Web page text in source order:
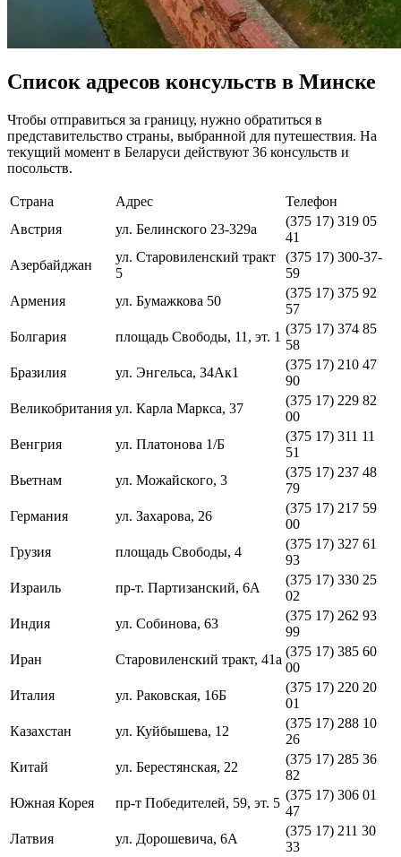
Список адресов консульств в Минске
Чтобы отправиться за границу, нужно обратиться в
представительство страны, выбранной для путешествия. На
текущий момент в Беларуси действуют 36 консульств и
посольств.
Страна Адрес
Телефон
Австрия
ул. Белинского 23-329a
(375 17) 319 05
41
Азербайджан
ул. Старовиленский тракт
5
(375 17) 300-37-
59
Армения
ул. Бумажкова 50
(375 17) 375 92
57
Болгария
площадь Свободы, 11, эт. 1
(375 17) 374 85
58
Бразилия
ул. Энгельса, 34Ак1
(375 17) 210 47
90
Великобритания ул. Карла Маркса, 37
(375 17) 229 82
00
Венгрия
ул. Платонова 1/Б
(375 17) 311 11
51
Вьетнам
ул. Можайского, 3
(375 17) 237 48
79
Германия
ул. Захарова, 26
(375 17) 217 59
00
Грузия
площадь Свободы, 4
(375 17) 327 61
93
Израиль
пр-т. Партизанский, 6А
(375 17) 330 25
02
Индия
ул. Собинова, 63
(375 17) 262 93
99
Иран
Старовиленский тракт, 41а
(375 17) 385 60
00
Италия
ул. Раковская, 16Б
(375 17) 220 20
01
Казахстан
ул. Куйбышева, 12
(375 17) 288 10
26
Китай
ул. Берестянская, 22
(375 17) 285 36
82
Южная Корея
пр-т Победителей, 59, эт. 5
(375 17) 306 01
47
Латвия
ул. Дорошевича, 6А
(375 17) 211 30
33